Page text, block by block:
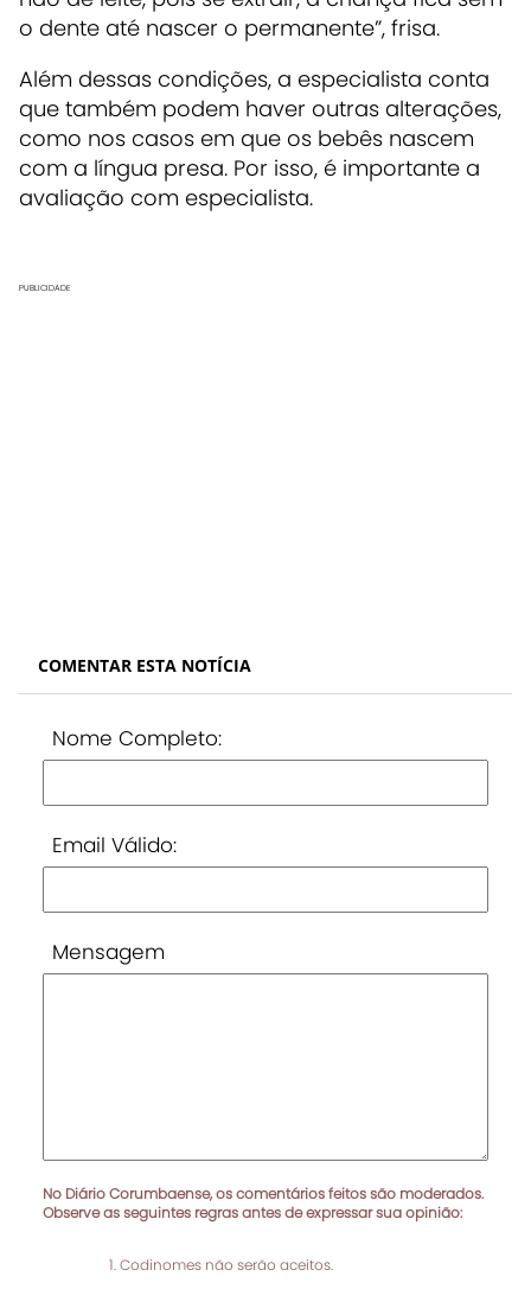
o dente até nascer o permanente”, frisa.
Além dessas condições, a especialista conta
que também podem haver outras alterações,
como nos casos em que os bebês nascem
com a língua presa. Por isso, é importante a
avaliação com especialista.
PUBLICIDADE
COMENTAR ESTA NOTÍCIA
Nome Completo:
Email Válido:
Mensagem
No Diário Corumbaense, os comentários feitos são moderados.
Observe as seguintes regras antes de expressar sua opinião:
Codinomes não serão aceitos.